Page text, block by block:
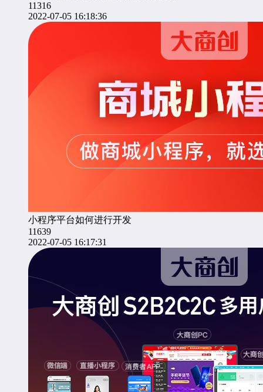
11316
2022-07-05 16:18:36
小程序平台如何进行开发
11639
2022-07-05 16:17:31